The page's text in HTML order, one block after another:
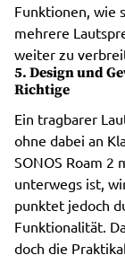
Funktionen, wie
mehrere
weiter zu
5. Design und
Richtige
Ein tragbarer
ohne dabei an
SONOS Roam 2
unterwegs ist,
punktet jedoch
Funktionalität.
doch die